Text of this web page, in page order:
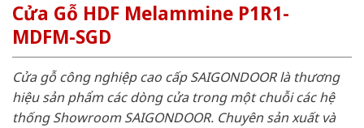
Cửa Gỗ HDF Melammine P1R1-
MDFM-SGD
Cửa gỗ công nghiệp cao cấp SAIGONDOOR là thương
hiệu sản phẩm các dòng cửa trong một chuỗi các hệ
thống Showroom SAIGONDOOR. Chuyên sản xuất và